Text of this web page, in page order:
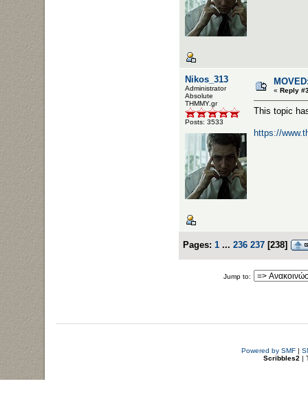
Nikos_313
Administrator
Αbsolute
ΤΗΜΜΥ.gr
Posts: 3533
« Reply
This topic
https://
Pages: 1 ... 236 237 [238]
Jump to:
Powered by SMF|
Scribbles2 |